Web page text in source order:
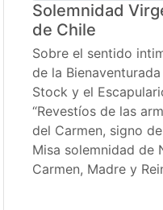
Solemnidad
de Chile
Sobre el sentido
de la
Stock y el
“Revestíos de las
del Carmen, signo
Misa solemnidad de
Carmen, Madre y